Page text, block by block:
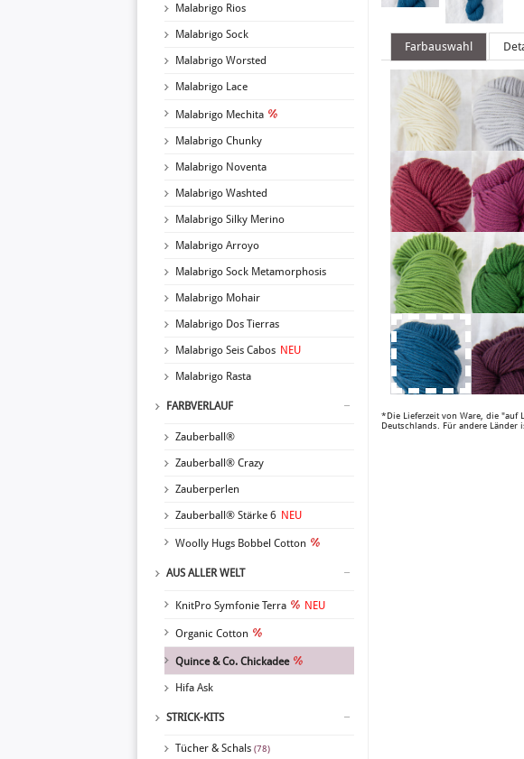
Malabrigo Rios
Malabrigo Sock
Malabrigo Worsted
Malabrigo Lace
Malabrigo Mechita
Malabrigo Chunky
Malabrigo Noventa
Malabrigo Washted
Malabrigo Silky Merino
Malabrigo Arroyo
Malabrigo Sock Metamorphosis
Malabrigo Mohair
Malabrigo Dos Tierras
Malabrigo Seis Cabos NEU
Malabrigo Rasta
FARBVERLAUF
Zauberball®
Zauberball® Crazy
Zauberperlen
Zauberball® Stärke 6 NEU
Woolly Hugs Bobbel Cotton
AUS ALLER WELT
KnitPro Symfonie Terra NEU
Organic Cotton
Quince & Co. Chickadee
Hifa Ask
STRICK-KITS
Tücher & Schals (78)
Farbauswahl
*Die Lieferzeit von Ware, die "auf
Deutschlands. Für andere Länder